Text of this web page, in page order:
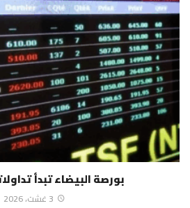
بورصة البيضاء تبدأ
3 غشت، 2026